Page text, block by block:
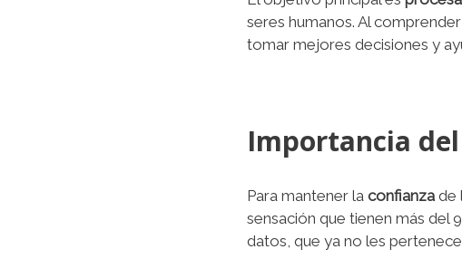
seres humanos. Al
tomar mejores decisiones y
Importancia del
Para mantener la confianza de
sensación que tienen más del
datos, que ya no les